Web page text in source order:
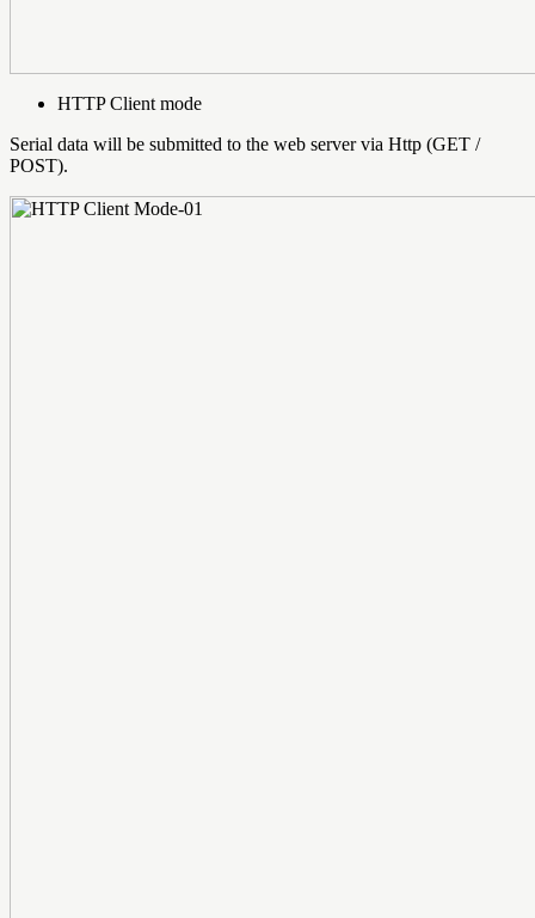
HTTP Client mode
Serial data will be submitted to the web server via Http (GET /
POST).